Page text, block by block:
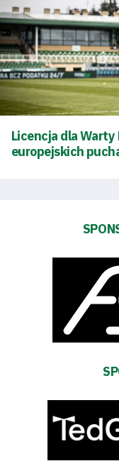
Futbol
Akademia
Aktualności
Warta
Sponsorzy
Trybuny
prywatności
Regulaminy
Licencja dla Warty
europejskich